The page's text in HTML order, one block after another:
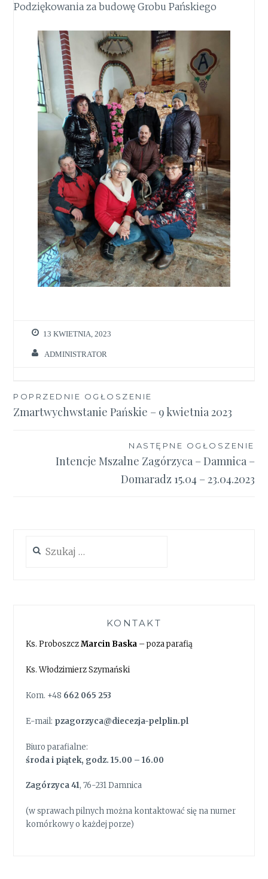
Podziękowania za budowę Grobu Pańskiego
13 KWIETNIA, 2023
ADMINISTRATOR
Nawigacja
wpisu
POPRZEDNIE OGŁOSZENIE
Zmartwychwstanie Pańskie – 9 kwietnia 2023
NASTĘPNE OGŁOSZENIE
Intencje Mszalne Zagórzyca – Damnica –
Domaradz 15.04 – 23.04.2023
KONTAKT
Ks. ProboszczMarcin Baska – poza parafią
Ks. Włodzimierz Szymański
Kom. +48 662 065 253
E-mail: pzagorzyca@diecezja-pelplin.pl
Biuro parafialne:
środa i piątek, godz. 15.00 – 16.00
Zagórzyca 41, 76-231 Damnica
(w sprawach pilnych można kontaktować się na numer
komórkowy o każdej porze)